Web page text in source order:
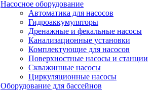
Насосное оборудование
Автоматика для насосов
Гидроаккумуляторы
Дренажные и фекальные насосы
Канализационные установки
Комплектующие для насосов
Поверхностные насосы и станции
Скважинные насосы
Циркуляционные насосы
Оборудование для бассейнов